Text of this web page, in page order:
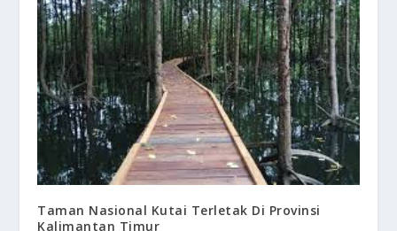
Taman Nasional Kutai Terletak Di Provinsi
Kalimantan Timur